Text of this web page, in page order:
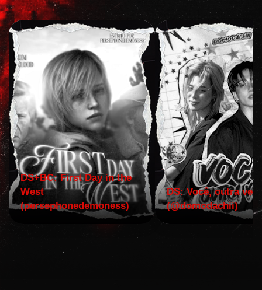
DS+BC: First Day in the
West
(persephonedemoness)
DS: Você, outra vez!
(@domodachii)